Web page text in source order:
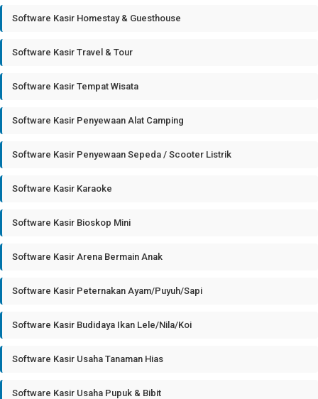
Software Kasir Homestay & Guesthouse
Software Kasir Travel & Tour
Software Kasir Tempat Wisata
Software Kasir Penyewaan Alat Camping
Software Kasir Penyewaan Sepeda / Scooter Listrik
Software Kasir Karaoke
Software Kasir Bioskop Mini
Software Kasir Arena Bermain Anak
Software Kasir Peternakan Ayam/Puyuh/Sapi
Software Kasir Budidaya Ikan Lele/Nila/Koi
Software Kasir Usaha Tanaman Hias
Software Kasir Usaha Pupuk & Bibit